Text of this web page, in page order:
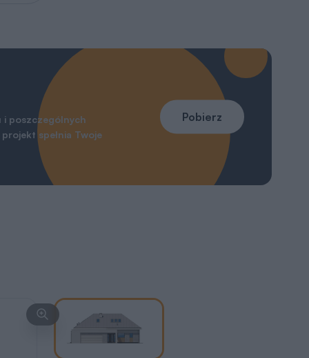
i poszczególnych
spełnia Twoje
Pobierz